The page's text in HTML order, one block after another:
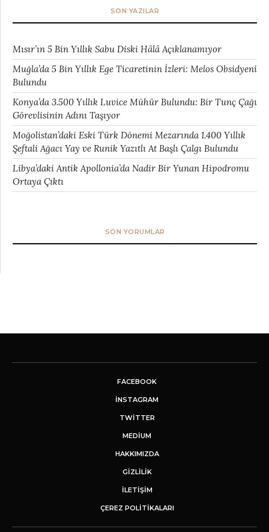
SON YAZILAR
Mısır’ın 5 Bin Yıllık Sabu Diski Hâlâ Açıklanamıyor
Muğla’da 5 Bin Yıllık Ege Ticaretinin İzleri: Melos Obsidyeni
Bulundu
Konya’da 3.500 Yıllık Luvice Mühür Bulundu: Bir Tunç Çağı
Görevlisinin Adını Taşıyor
Moğolistan’daki Eski Türk Dönemi Mezarında 1.400 Yıllık
Şeftali Ağacı Yay ve Runik Yazıtlı At Başlı Çalgı Bulundu
Libya’daki Antik Apollonia’da Nadir Bir Yunan Hipodromu
Ortaya Çıktı
SON YORUMLAR
FACEBOOK
INSTAGRAM
TWITTER
MEDIUM
HAKKIMIZDA
GİZLİLİK
İLETIŞIM
ÇEREZ POLITIKALARI